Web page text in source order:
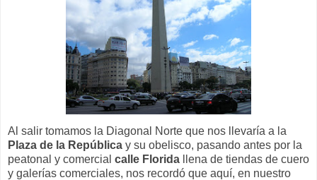
Al salir tomamos la Diagonal Norte que nos llevaría a la
Plaza de la República y su obelisco, pasando antes por la
peatonal y comercial calle Florida llena de tiendas de cuero
y galerías comerciales, nos recordó que aquí, en nuestro